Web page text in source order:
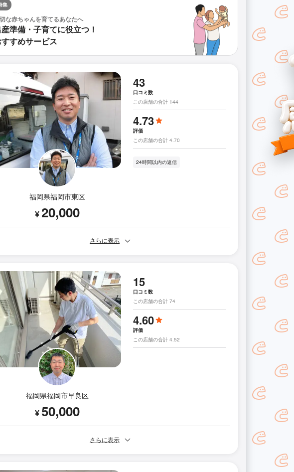
集
な赤ちゃんを育てるあなたへ
準備・子育てに役立つ！
すめサービス
福岡県福岡市東区
¥20,000
43
口コミ数
この店舗の合計 144
4.73
評価
この店舗の合計 4.70
24時間以内の返信
さらに表示
福岡県福岡市早良区
¥50,000
15
口コミ数
この店舗の合計 74
4.60
評価
この店舗の合計 4.52
さらに表示